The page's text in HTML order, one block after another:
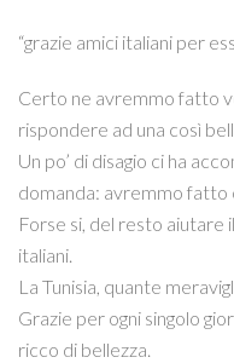
“grazie amici italiani per
Certo ne avremmo fatto
rispondere ad una così
Un po’ di disagio ci ha
domanda: avremmo fatto
Forse si, del resto aiutare
italiani.
La Tunisia, quante
Grazie per ogni singolo
ricco di bellezza.